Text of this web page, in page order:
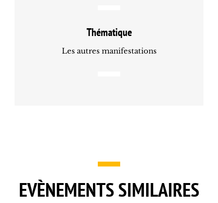
Thématique
Les autres manifestations
EVÈNEMENTS SIMILAIRES